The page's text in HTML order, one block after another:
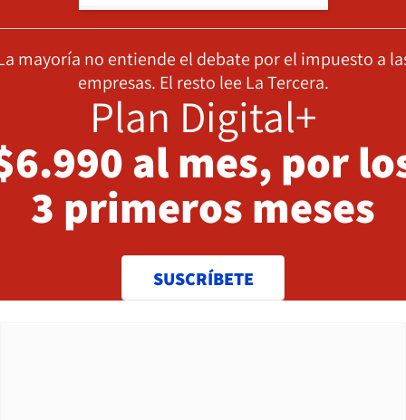
mayoría no entiende el debate por el impuesto a
empresas. El resto lee La Tercera.
Plan Digital+
al mes, por
3 primeros meses
SUSCRÍBETE